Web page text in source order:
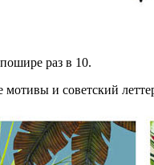
раз в 10.
и советский